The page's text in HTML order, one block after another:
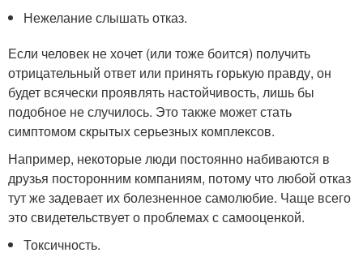
Нежелание слышать отказ.
Если человек не хочет (или тоже боится) получить
отрицательный ответ или принять горькую правду, он
будет всячески проявлять настойчивость, лишь бы
подобное не случилось. Это также может стать
симптомом скрытых серьезных комплексов.
Например, некоторые люди постоянно набиваются в
друзья посторонним компаниям, потому что любой отказ
тут же задевает их болезненное самолюбие. Чаще всего
это свидетельствует о проблемах с самооценкой.
Токсичность.